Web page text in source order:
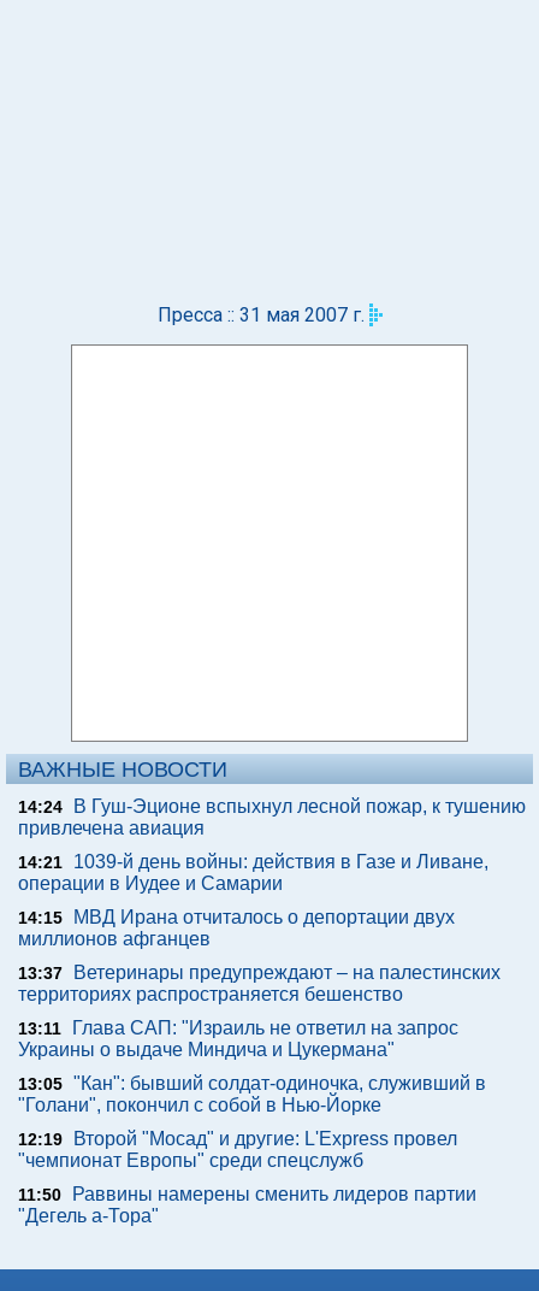
Пресса :: 31 мая 2007 г.
ВАЖНЫЕ НОВОСТИ
14:24
В Гуш-Эционе вспыхнул лесной пожар, к тушению
привлечена авиация
14:21
1039-й день войны: действия в Газе и Ливане,
операции в Иудее и Самарии
14:15
МВД Ирана отчиталось о депортации двух
миллионов афганцев
13:37
Ветеринары предупреждают – на палестинских
территориях распространяется бешенство
13:11
Глава САП: "Израиль не ответил на запрос
Украины о выдаче Миндича и Цукермана"
13:05 "Кан": бывший солдат-одиночка, служивший в
"Голани", покончил с собой в Нью-Йорке
12:19
Второй "Мосад" и другие: L'Express провел
"чемпионат Европы" среди спецслужб
11:50
Раввины намерены сменить лидеров партии
"Дегель а-Тора"